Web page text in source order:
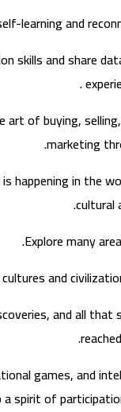
learning and
skills and share
art of buying,
marketing
happening in the
cultural
Explore many
and
and all that
games, and
spirit of